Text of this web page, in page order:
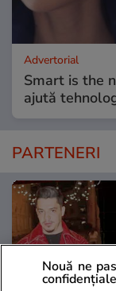
Advertorial
Smart is the
ajută
PARTENERI
Nouă ne
confidențiale